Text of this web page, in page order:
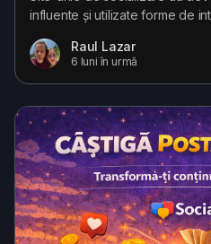
influente și utilizate forme de
comunică și se raportează unii
simple platforme pentru a
digitale complexe, care...
Raul Lazar
6 luni în urmă